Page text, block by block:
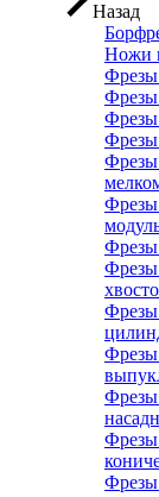
Назад
Ножи
Фрезы
Фрезы
Фрезы
Фрезы
Фрезы
Фрезы
Фрезы
Фрезы
Фрезы
Фрезы
Фрезы